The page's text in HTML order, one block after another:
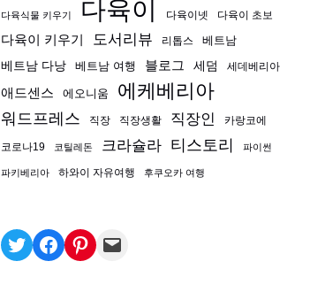
다육식물 키우기 다육이 다육이넷 다육이 초보
다육이 키우기 도서리뷰 리톱스
베트남
베트남 다낭
베트남 여행 블로그 세덤 세데베리아
애드센스 에오니움 에케베리아
워드프레스 직장 직장생활 직장인 카랑코에
코로나19 코틸레돈 크라슐라 티스토리 파이썬
파키베리아 하와이 자유여행 후쿠오카 여행